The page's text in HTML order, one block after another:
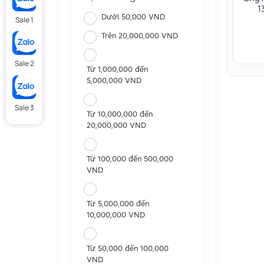
Dưới 50,000 VND
Trên 20,000,000 VND
Từ 1,000,000 đến
5,000,000 VND
Từ 10,000,000 đến
20,000,000 VND
Từ 100,000 đến 500,000
VND
Từ 5,000,000 đến
10,000,000 VND
Từ 50,000 đến 100,000
VND
Sale 1
Sale 2
Sale 3